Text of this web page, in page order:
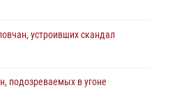
устроивших скандал
подозреваемых в угоне